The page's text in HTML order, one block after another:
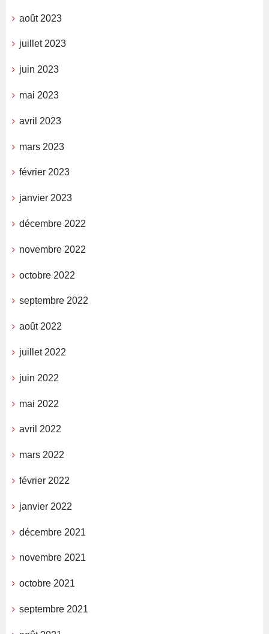
août 2023
juillet 2023
juin 2023
mai 2023
avril 2023
mars 2023
février 2023
janvier 2023
décembre 2022
novembre 2022
octobre 2022
septembre 2022
août 2022
juillet 2022
juin 2022
mai 2022
avril 2022
mars 2022
février 2022
janvier 2022
décembre 2021
novembre 2021
octobre 2021
septembre 2021